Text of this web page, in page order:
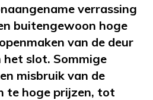
verrassing
buitengewoon hoge
van de deur
slot. Sommige
misbruik van de
te hoge prijzen, tot